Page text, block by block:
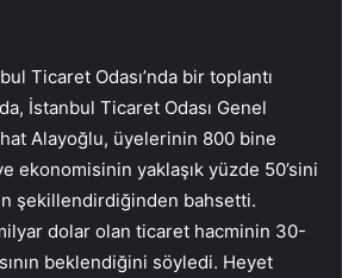
Ticaret Odası’nda bir toplantı
İstanbul Ticaret Odası Genel
Alayoğlu, üyelerinin 800 bine
ekonomisinin yaklaşık yüzde 50’sini
şekillendirdiğinden bahsetti.
dolar olan ticaret hacminin 30-
beklendiğini söyledi. Heyet